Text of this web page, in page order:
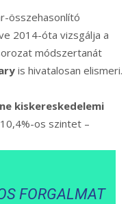
összehasonlító
2014-óta vizsgálja a
módszertanát
is hivatalosan elismeri.
kiskereskedelemi
os szintet –
FORGALMAT